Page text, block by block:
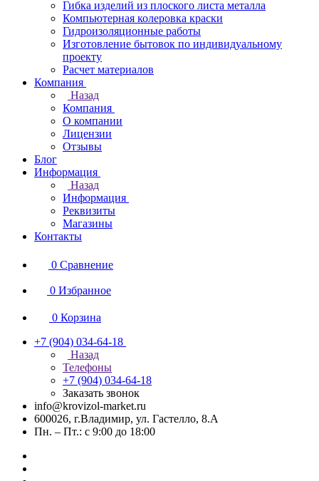
Гибка изделий из плоского листа металла
Компьютерная колеровка краски
Гидроизоляционные работы
Изготовление бытовок по индивидуальному
проекту
Расчет материалов
Компания
Назад
Компания
О компании
Лицензии
Отзывы
Блог
Информация
Назад
Информация
Реквизиты
Магазины
Контакты
0 Сравнение
0 Избранное
0 Корзина
+7 (904) 034-64-18
Назад
Телефоны
+7 (904) 034-64-18
Заказать звонок
info@krovizol-market.ru
600026, г.Владимир, ул. Гастелло, 8.А
Пн. – Пт.: с 9:00 до 18:00